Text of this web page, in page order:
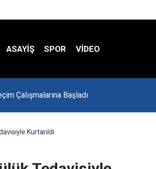
ASAYİŞ SPOR VIDEO
Olacak?
Kurtarıldı